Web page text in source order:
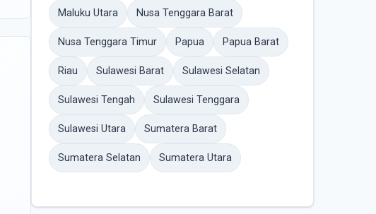
Maluku Utara Nusa Tenggara Barat
Nusa Tenggara Timur Papua Papua Barat
Riau Sulawesi Barat Sulawesi Selatan
Sulawesi Tengah Sulawesi Tenggara
Sulawesi Utara Sumatera Barat
Sumatera Selatan Sumatera Utara